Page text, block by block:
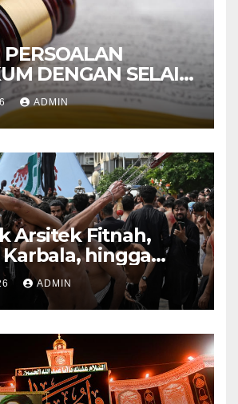
DENGAN SELAIN
DALAM
TAMHID SYARAH
TAUHID
ADMIN
Arsitek Fitnah,
hingga
sekte serta
Gaib
ADMIN